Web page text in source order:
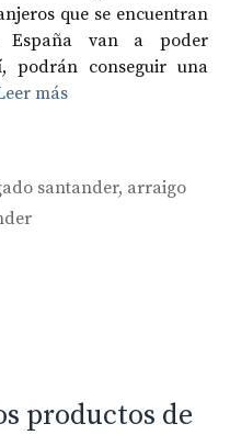
que se encuentran
España van a poder
podrán conseguir una
más
santander, arraigo
productos de